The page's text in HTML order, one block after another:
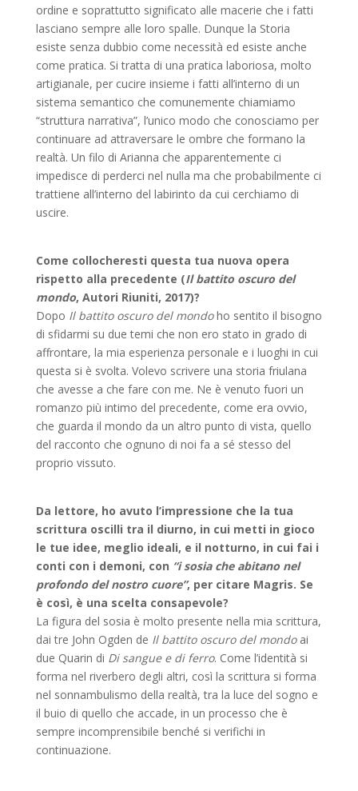
ordine e soprattutto significato alle macerie che i fatti
lasciano sempre alle loro spalle. Dunque la Storia
esiste senza dubbio come necessità ed esiste anche
come pratica. Si tratta di una pratica laboriosa, molto
artigianale, per cucire insieme i fatti all’interno di un
sistema semantico che comunemente chiamiamo
“struttura narrativa”, l’unico modo che conosciamo per
continuare ad attraversare le ombre che formano la
realtà. Un filo di Arianna che apparentemente ci
impedisce di perderci nel nulla ma che probabilmente ci
trattiene all’interno del labirinto da cui cerchiamo di
uscire.
Come collocheresti questa tua nuova opera
rispetto alla precedente (Il battito oscuro del
mondo, Autori Riuniti, 2017)?
Dopo Il battito oscuro del mondoho sentito il bisogno
di sfidarmi su due temi che non ero stato in grado di
affrontare, la mia esperienza personale e i luoghi in cui
questa si è svolta. Volevo scrivere una storia friulana
che avesse a che fare con me. Ne è venuto fuori un
romanzo più intimo del precedente, come era ovvio,
che guarda il mondo da un altro punto di vista, quello
del racconto che ognuno di noi fa a sé stesso del
proprio vissuto.
Da lettore, ho avuto l’impressione che la tua
scrittura oscilli tra il diurno, in cui metti in gioco
le tue idee, meglio ideali, e il notturno, in cui fai i
conti con i demoni, con “i sosia che abitano nel
profondo del nostro cuore”, per citare Magris. Se
è così, è una scelta consapevole?
La figura del sosia è molto presente nella mia scrittura,
dai tre John Ogden de Il battito oscuro del mondoai
due Quarin di Di sangue e di ferro. Come l’identità si
forma nel riverbero degli altri, così la scrittura si forma
nel sonnambulismo della realtà, tra la luce del sogno e
il buio di quello che accade, in un processo che è
sempre incomprensibile benché si verifichi in
continuazione.